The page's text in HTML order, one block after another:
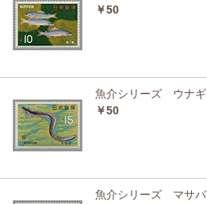
￥50
魚介シリーズ ウナギ
￥50
魚介シリーズ マサバ